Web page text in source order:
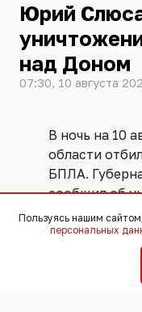
Юрий
над Доном
07:30, 10 августа
В ночь на 10
области
БПЛА.
сообщил об
дронов.
разрушениях
Пользуясь нашим
персональных